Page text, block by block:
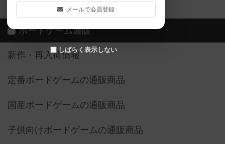
メールで会員登録
しばらく表示しない
ボドゲーマご利用案内
ボードゲーム通販
新作・再入荷情報
定番ボードゲームの通販商品
国産ボードゲームの通販商品
子供向けボードゲームの通販商品